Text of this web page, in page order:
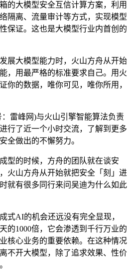
的大模型安全互信计算方案，利用
隔离、流量审计等方式，实现模型
保证。这也是大模型行业内首创的
大模型能力时，火山方舟从开始
，用最严格的标准要求自己。用火
你的数据，唯你可见，唯你所用，
峰网)与火山引擎智能算法负责
行了近一个小时交流，了解到更多
全做出的不懈努力。
的时候，方舟的团队就在谈安
火山方舟从开始就把安全「刻」进
就有很多同行来问吴迪为什么如此
AI的机会还远没有完全显现，
的1000倍，它会渗透到千行万业的
核心业务的重要依赖。在这种情况
不开大模型，除了追求效果、性价